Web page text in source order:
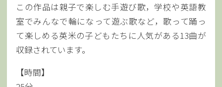
この作品は親子で楽しむ手遊び歌，学校や英語教
室でみんなで輪になって遊ぶ歌など，歌って踊っ
て楽しめる英米の子どもたちに人気がある13曲が
収録されています。
【時間】